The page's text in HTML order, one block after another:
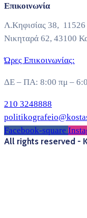
Επικοινωνία
Λ.Κηφισίας 38,
Νικηταρά 62, 43100
Ώρες Επικοινωνίας:
ΔΕ – ΠΑ: 8:00 πμ –
210 3248888
Facebook-square
All rights reserved -